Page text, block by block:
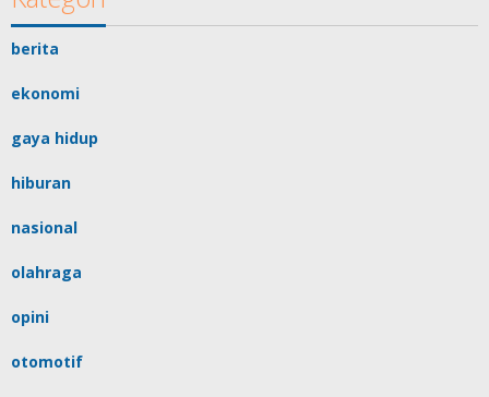
berita
ekonomi
gaya hidup
hiburan
nasional
olahraga
opini
otomotif